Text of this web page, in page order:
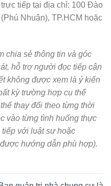
tiếp tại địa chỉ: 100 Đào
Nhuận), TP.HCM hoặc
chia sẻ thông tin và góc
hỗ trợ người đọc tiếp cận
không được xem là ý kiến
kỳ trường hợp cụ thể
thay đổi theo từng thời
vào từng tình huống thực
tiếp với luật sư hoặc
hướng dẫn phù hợp).